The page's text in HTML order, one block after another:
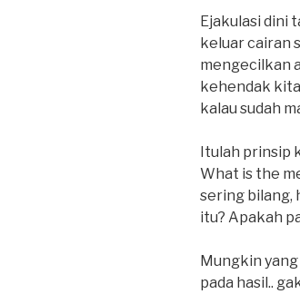
Ejakulasi dini
keluar cairan
mengecilkan
kehendak kita
kalau sudah
Itulah prinsip
What is the
sering bilang,
itu? Apakah
Mungkin
pada hasil..